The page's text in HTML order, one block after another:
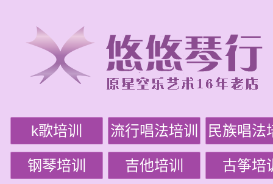
k歌培训 流行唱法培训 民族唱法
钢琴培训 吉他培训 古筝培